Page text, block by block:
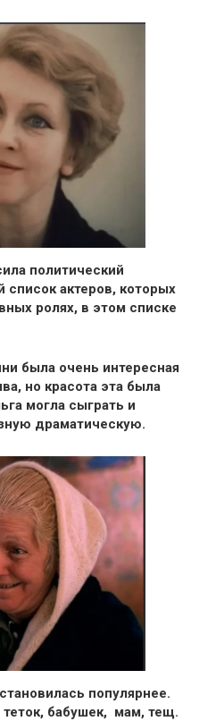
политический
список актеров, которых
ролях, в этом списке
была очень интересная
но красота эта была
могла сыграть и
драматическую.
становилась популярнее.
теток, бабушек, мам, тещ.